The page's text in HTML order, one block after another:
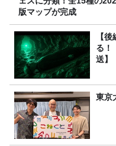
版マップが完成
【
る！
送】
東京